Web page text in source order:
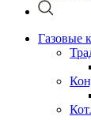
Газовые